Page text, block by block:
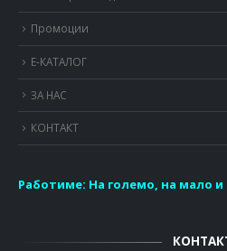
Промоции
Е-КАТАЛОГ
ЗА НАС
КОНТАКТ
Работиме: На големо, на мало и